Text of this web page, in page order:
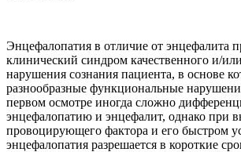
Энцефалопатия в отличие от энцефалита
клинический синдром качественного и/
нарушения сознания пациента, в основе
разнообразные функциональные
первом осмотре иногда сложно
энцефалопатию и энцефалит, однако при
провоцирующего фактора и его быстром
энцефалопатия разрешается в короткие